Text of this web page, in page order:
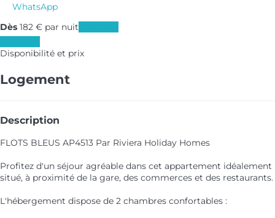
WhatsApp
Dès 182 € par nuit
Disponibilité et prix
Logement
Description
FLOTS BLEUS AP4513 Par Riviera Holiday Homes
Profitez d'un séjour agréable dans cet appartement idéalement
situé, à proximité de la gare, des commerces et des restaurants.
L'hébergement dispose de 2 chambres confortables :